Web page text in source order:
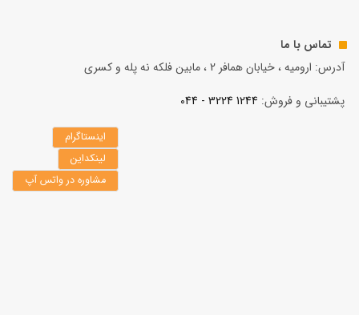
تماس با ما
آدرس: ارومیه ، خیابان همافر 2 ، مابين فلكه نه پله و کسری
پشتیبانی و فروش: 1244 3224 - 044
اینستاگرام
لینکداین
مشاوره در واتس آپ